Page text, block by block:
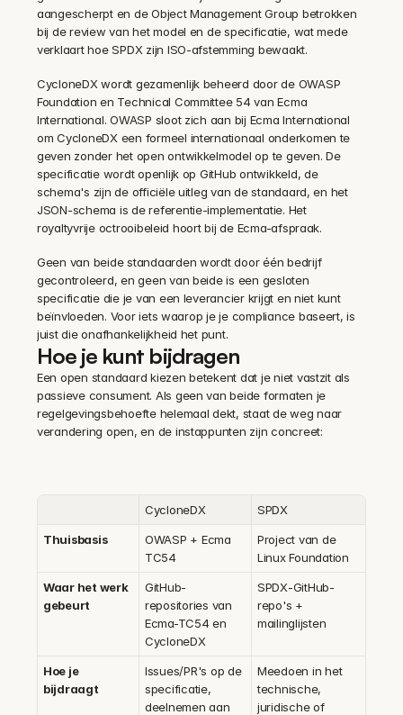
aangescherpt en de Object Management Group betrokken
bij de review van het model en de specificatie, wat mede
verklaart hoe SPDX zijn ISO-afstemming bewaakt.
CycloneDX wordt gezamenlijk beheerd door de OWASP
Foundation en Technical Committee 54 van Ecma
International. OWASP sloot zich aan bij Ecma International
om CycloneDX een formeel internationaal onderkomen te
geven zonder het open ontwikkelmodel op te geven. De
specificatie wordt openlijk op GitHub ontwikkeld, de
schema's zijn de officiële uitleg van de standaard, en het
JSON-schema is de referentie-implementatie. Het
royaltyvrije octrooibeleid hoort bij de Ecma-afspraak.
Geen van beide standaarden wordt door één bedrijf
gecontroleerd, en geen van beide is een gesloten
specificatie die je van een leverancier krijgt en niet kunt
beïnvloeden. Voor iets waarop je je compliance baseert, is
juist die onafhankelijkheid het punt.
Hoe je kunt bijdragen
Een open standaard kiezen betekent dat je niet vastzit als
passieve consument. Als geen van beide formaten je
regelgevingsbehoefte helemaal dekt, staat de weg naar
verandering open, en de instappunten zijn concreet:
CycloneDX SPDX
Thuisbasis
OWASP + Ecma
TC54
Project van de
Linux Foundation
Waar het werk
gebeurt
GitHub-
repositories van
Ecma-TC54 en
CycloneDX
SPDX-GitHub-
repo's +
mailinglijsten
Hoe je
bijdraagt
Issues/PR's op de
specificatie,
deelnemen aan
Meedoen in het
technische,
juridische of